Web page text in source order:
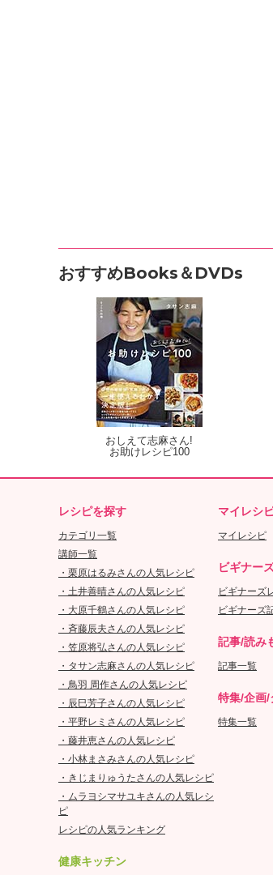
おすすめBooks＆DVDs
おしえて志麻さん!
お助けレシピ100
レシピを探す
カテゴリ一覧
講師一覧
・栗原はるみさんの人気レシピ
・土井善晴さんの人気レシピ
・大原千鶴さんの人気レシピ
・斉藤辰夫さんの人気レシピ
・笠原将弘さんの人気レシピ
・タサン志麻さんの人気レシピ
・鳥羽 周作さんの人気レシピ
・辰巳芳子さんの人気レシピ
・平野レミさんの人気レシピ
・藤井恵さんの人気レシピ
・小林まさみさんの人気レシピ
・きじまりゅうたさんの人気レシピ
・ムラヨシマサユキさんの人気レシ
ピ
レシピの人気ランキング
健康キッチン
マイレシ
マイレシピ
ビギナー
ビギナーズ
ビギナーズ
記事/読み
記事一覧
特集/企画/
特集一覧